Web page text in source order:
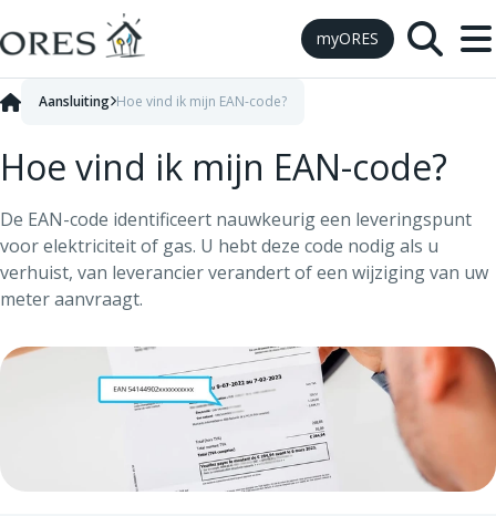
Skip to Content
myORES
Hoe vind ik mijn EAN-code?
De EAN-code identificeert nauwkeurig een leveringspunt
voor elektriciteit of gas. U hebt deze code nodig als u
verhuist, van leverancier verandert of een wijziging van uw
meter aanvraagt.
Aansluiting Hoe vind ik mijn EAN-code?